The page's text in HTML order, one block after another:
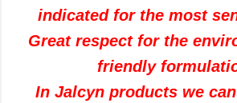
indicated for the most
Great respect for the
friendly
In Jalcyn products we